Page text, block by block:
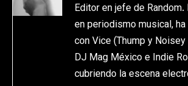
Editor en jefe de
en periodismo musical,
con Vice (Thump y
DJ Mag México e Indie
cubriendo la escena